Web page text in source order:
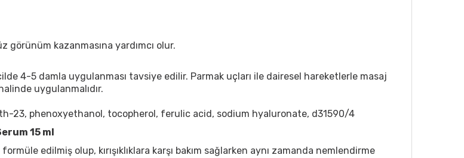
görünüm kazanmasına yardımcı olur.
4-5 damla uygulanması tavsiye edilir. Parmak uçları ile dairesel hareketlerle masaj
uygulanmalıdır.
23, phenoxyethanol, tocopherol, ferulic acid, sodium hyaluronate, d31590/4
15 ml
edilmiş olup, kırışıklıklara karşı bakım sağlarken aynı zamanda nemlendirme